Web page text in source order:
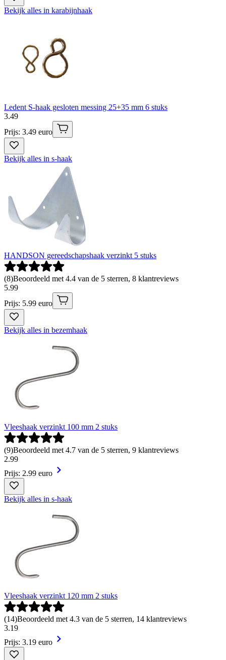
Bekijk alles in karabijnhaak
Ledent S-haak gesloten messing 25+35 mm 6 stuks
3.49
Prijs: 3.49 euro
Bekijk alles in s-haak
HANDSON gereedschapshaak verzinkt 5 stuks
(8)Beoordeeld met 4.4 van de 5 sterren, 8 klantreviews
5.99
Prijs: 5.99 euro
Bekijk alles in bezemhaak
Vleeshaak verzinkt 100 mm 2 stuks
(9)Beoordeeld met 4.7 van de 5 sterren, 9 klantreviews
2.99
Prijs: 2.99 euro
Bekijk alles in s-haak
Vleeshaak verzinkt 120 mm 2 stuks
(14)Beoordeeld met 4.3 van de 5 sterren, 14 klantreviews
3.19
Prijs: 3.19 euro